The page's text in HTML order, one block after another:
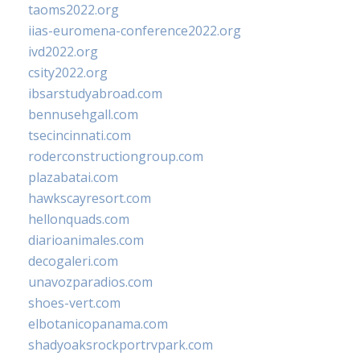
taoms2022.org
iias-euromena-conference2022.org
ivd2022.org
csity2022.org
ibsarstudyabroad.com
bennusehgall.com
tsecincinnati.com
roderconstructiongroup.com
plazabatai.com
hawkscayresort.com
hellonquads.com
diarioanimales.com
decogaleri.com
unavozparadios.com
shoes-vert.com
elbotanicopanama.com
shadyoaksrockportrvpark.com